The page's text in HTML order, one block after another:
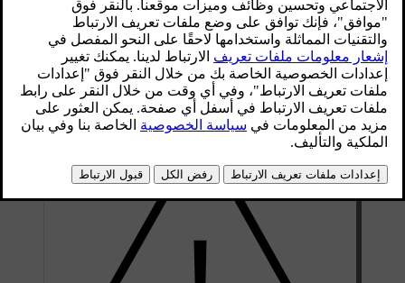
جهاز التيار المتخلف
إنّ كابلات الشحن من الوضع 2 تتضمّن جهازًا مدمجًا للتيار المتخلف
يتيح حماية السيارة والمستخدم من الصدمات الكهربائية التي تسبّبها
الأعطال في النظام.